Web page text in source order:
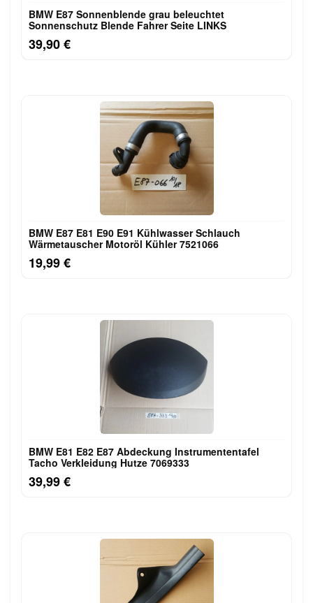
BMW E87 Sonnenblende grau beleuchtet
Sonnenschutz Blende Fahrer Seite LINKS
39,90 €
BMW E87 E81 E90 E91 Kühlwasser Schlauch
Wärmetauscher Motoröl Kühler 7521066
19,99 €
BMW E81 E82 E87 Abdeckung Instrumententafel
Tacho Verkleidung Hutze 7069333
39,99 €